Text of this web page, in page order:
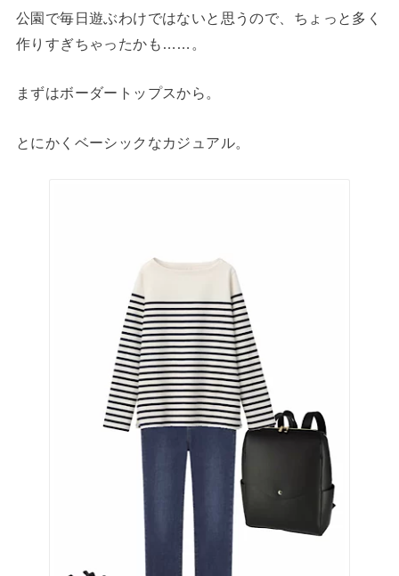
公園で毎日遊ぶわけではないと思うので、ちょっと多く
作りすぎちゃったかも……。
まずはボーダートップスから。
とにかくベーシックなカジュアル。